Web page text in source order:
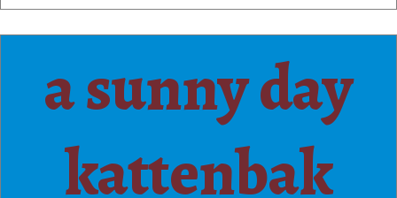
a sunny day
kattenbak